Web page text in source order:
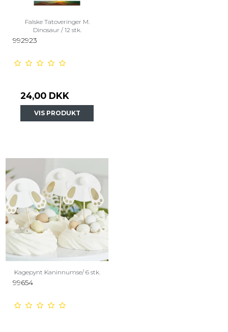
Falske Tatoveringer M.
Dinosaur / 12 stk.
992923
24,00 DKK
VIS PRODUKT
Kagepynt Kaninnumse/ 6 stk.
99654